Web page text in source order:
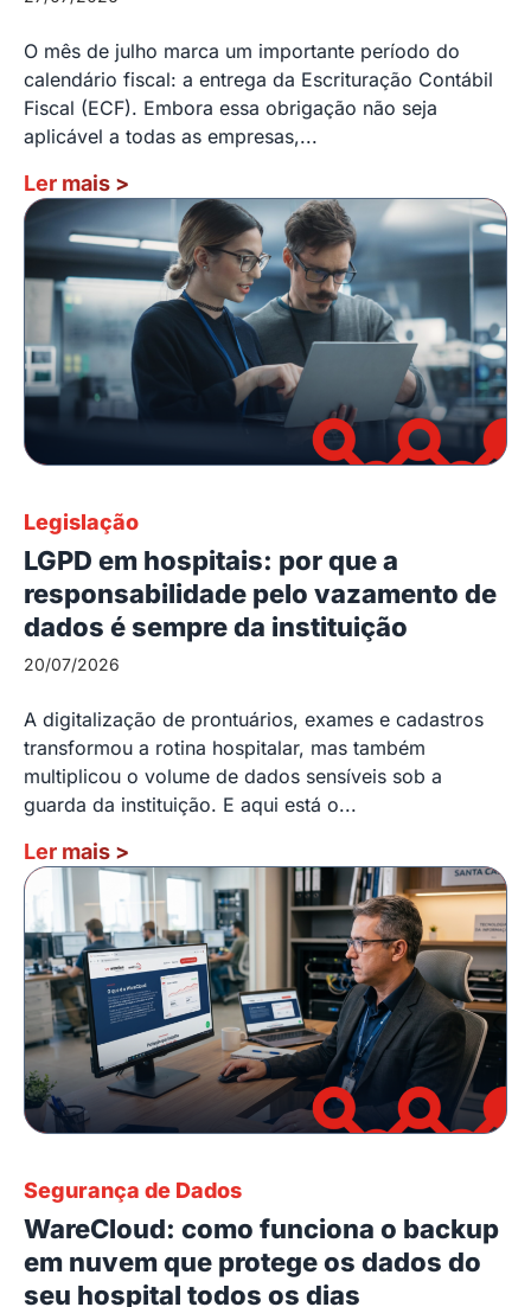
O mês de julho marca um importante período do
calendário fiscal: a entrega da Escrituração Contábil
Fiscal (ECF). Embora essa obrigação não seja
aplicável a todas as empresas,...
Ler mais >
Legislação
LGPD em hospitais: por que a
responsabilidade pelo vazamento de
dados é sempre da instituição
20/07/2026
A digitalização de prontuários, exames e cadastros
transformou a rotina hospitalar, mas também
multiplicou o volume de dados sensíveis sob a
guarda da instituição. E aqui está o...
Ler mais >
Segurança de Dados
WareCloud: como funciona o backup
em nuvem que protege os dados do
seu hospital todos os dias